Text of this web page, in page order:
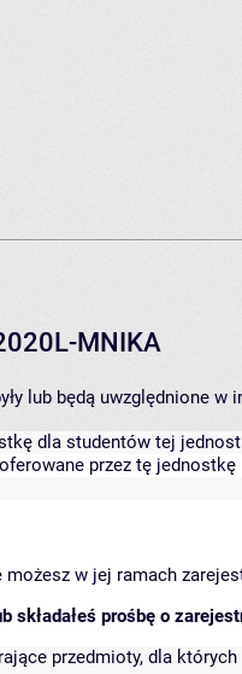
MNIKA
lub będą uwzględnione w
dla studentów tej
przez tę
w jej ramach
prośbę o
przedmioty, dla